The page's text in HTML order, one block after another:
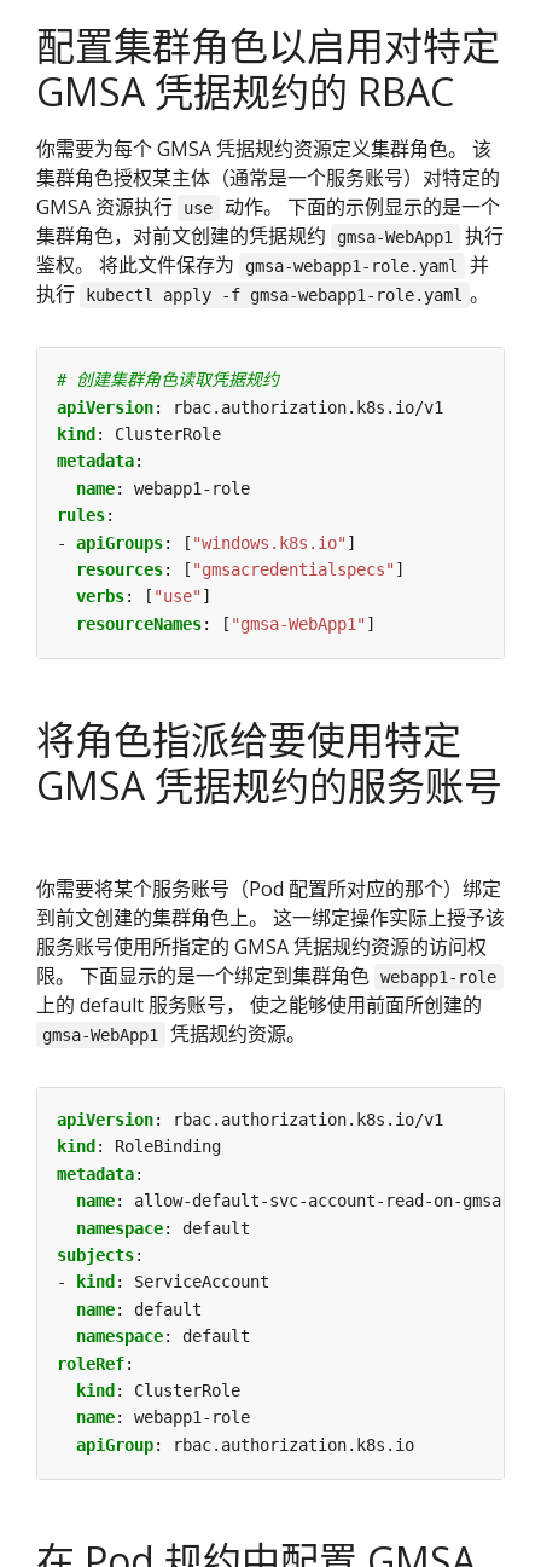
配置集群角色以启用对特定
GMSA 凭据规约的 RBAC
你需要为每个 GMSA 凭据规约资源定义集群角色。 该
集群角色授权某主体（通常是一个服务账号）对特定的
GMSA 资源执行
use
动作。 下面的示例显示的是一个
集群角色，对前文创建的凭据规约
gmsa-WebApp1
执行
鉴权。 将此文件保存为
gmsa-webapp1-role.yaml
并
执行
kubectl apply -f gmsa-webapp1-role.yaml 。
# 创建集群角色读取凭据规约
apiVersion:
rbac.authorization.k8s.io/v1
kind :
ClusterRole
metadata:
name:
webapp1-role
rules:
- apiGroups: [ "windows.k8s.io" ]
resources: [ "gmsacredentialspecs" ]
verbs: [ "use" ]
resourceNames: [ "gmsa-WebApp1" ]
将角色指派给要使用特定
GMSA 凭据规约的服务账号
你需要将某个服务账号（Pod 配置所对应的那个）绑定
到前文创建的集群角色上。 这一绑定操作实际上授予该
服务账号使用所指定的 GMSA 凭据规约资源的访问权
限。 下面显示的是一个绑定到集群角色 webapp1-role
上的 default 服务账号， 使之能够使用前面所创建的
gmsa-WebApp1 凭据规约资源。
apiVersion:
rbac.authorization.k8s.io/v1
kind :
RoleBinding
metadata:
name:
allow-default-svc-account-read-on-gmsa-
namespace:
default
subjects:
-
kind :
ServiceAccount
name:
default
namespace:
default
roleRef:
kind :
ClusterRole
name:
webapp1-role
apiGroup: rbac.authorization.k8s.io